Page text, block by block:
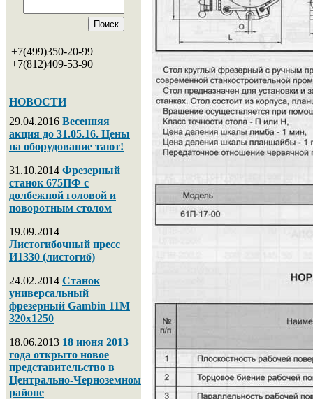
+7(499)350-20-99
+7(812)409-53-90
НОВОСТИ
29.04.2016 Весенняя
акция до 31.05.16. Цены
на оборудование тают!
31.10.2014 Фрезерный
станок 675ПФ с
долбежной головой и
поворотным столом
19.09.2014
Листогибочный пресс
И1330 (листогиб)
24.02.2014 Станок
универсальный
фрезерный Gambin 11M
320х1250
18.06.2013 18 июня 2013
года открыто новое
представительство в
Центрально-Черноземном
районе